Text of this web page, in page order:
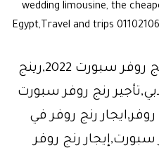
wedding limousine, the
Egypt,Travel and trips
Range rover for rent ,رنج روفر سبورت 2022,رينج
رنج روفر سبورت
روفر,ايجار رنج روفر في
سبورت,إيجار رنج روفر